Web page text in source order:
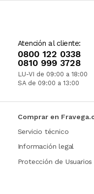
Atención al cliente:
0800 122 0338
0810 999 3728
LU-VI de 09:00 a 18:00
SA de 09:00 a 13:00
Comprar en
Servicio técnico
Información legal
Protección de Usuarios